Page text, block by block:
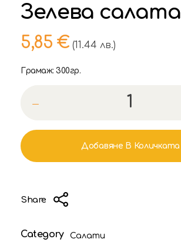
Зелева салата
5,85 € (11.44 лв.)
Грамаж: 300гр.
Добавяне В Количката
Share
Category Салати